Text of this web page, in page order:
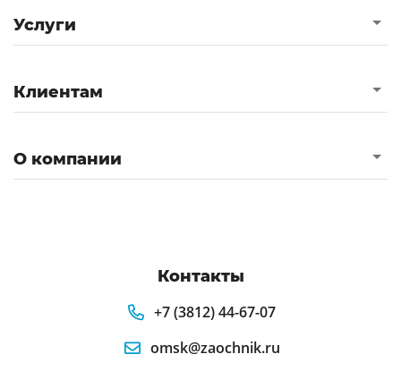
Услуги
Клиентам
О компании
Контакты
+7 (3812) 44-67-07
omsk@zaochnik.ru